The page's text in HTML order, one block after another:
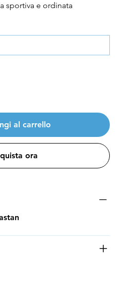
sportiva e ordinata
al carrello
ora